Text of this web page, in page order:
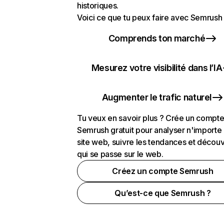
historiques.
Voici ce que tu peux faire avec Semrush
Comprends ton marché
Mesurez votre visibilité dans l’IA
Augmenter le trafic naturel
Tu veux en savoir plus ? Crée un compte
Semrush gratuit pour analyser n'importe
site web, suivre les tendances et
qui se passe sur le web.
Créez un compte Semrush
Qu’est-ce que Semrush ?